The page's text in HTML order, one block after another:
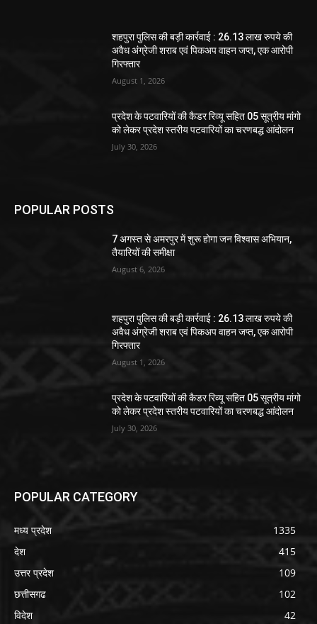
शहपुरा पुलिस की बड़ी कार्रवाई : 26.13 लाख रुपये की
अवैध अंग्रेजी शराब एवं पिकअप वाहन जप्त, एक आरोपी
गिरफ्तार
August 1, 2026
प्रदेश के पटवारियों की कैडर रिव्यू सहित 05 सूत्रीय मांगो
को लेकर प्रदेश स्तरीय पटवारियों का चरणबद्ध आंदोलन
July 30, 2026
POPULAR POSTS
7 अगस्त से अमरपुर में शुरू होगा जन विश्वास अभियान,
तैयारियों की समीक्षा
August 6, 2026
शहपुरा पुलिस की बड़ी कार्रवाई : 26.13 लाख रुपये की
अवैध अंग्रेजी शराब एवं पिकअप वाहन जप्त, एक आरोपी
गिरफ्तार
August 1, 2026
प्रदेश के पटवारियों की कैडर रिव्यू सहित 05 सूत्रीय मांगो
को लेकर प्रदेश स्तरीय पटवारियों का चरणबद्ध आंदोलन
July 30, 2026
POPULAR CATEGORY
मध्य प्रदेश
1335
देश
415
उत्तर प्रदेश
109
छत्तीसगढ
102
विदेश
42